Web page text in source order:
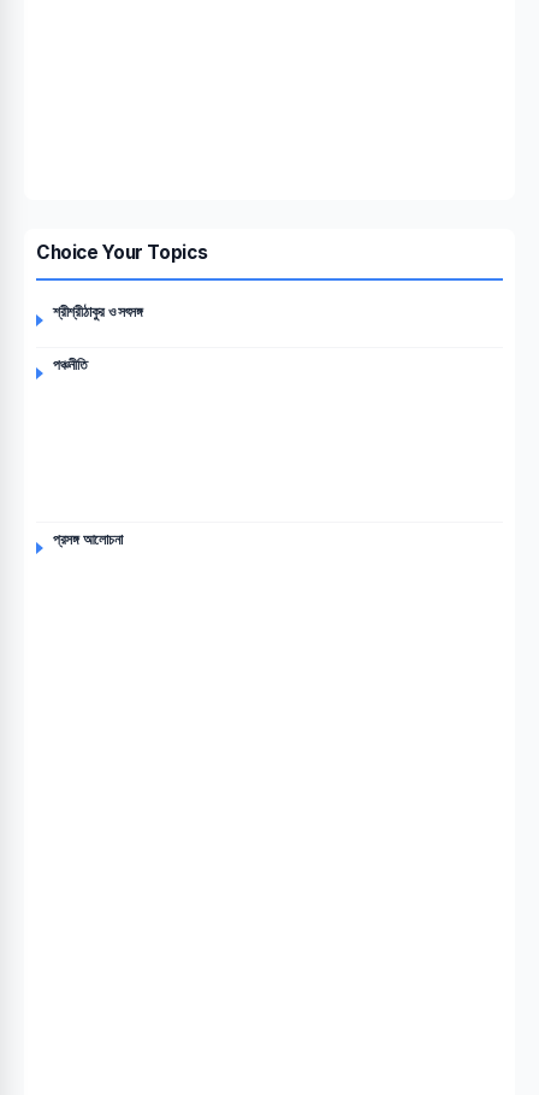
Choice Your Topics
শ্রীশ্রীঠাকুর ও সৎসঙ্গ
পঞ্চনীতি
প্রসঙ্গ আলোচনা